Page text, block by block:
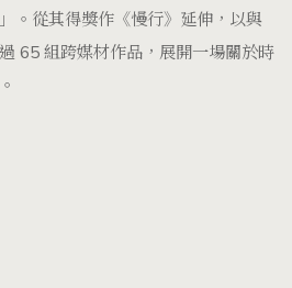
。從其得獎作《慢行》延伸，以與
65 組跨媒材作品，展開一場關於時